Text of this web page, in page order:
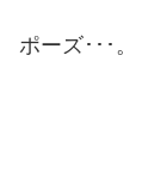
ポーズ･･･。